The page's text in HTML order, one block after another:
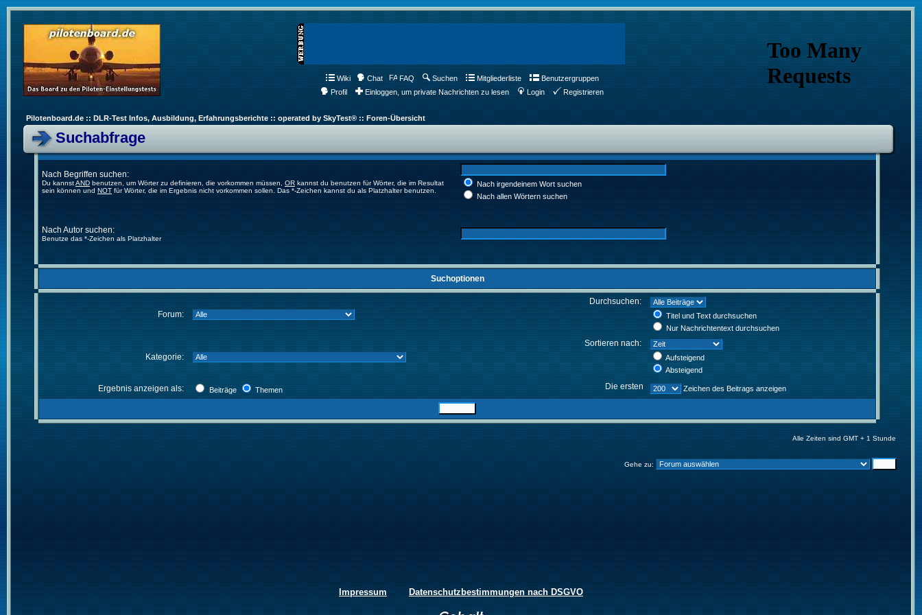
Wiki Chat FAQ Suchen Mitgliederliste
Benutzergruppen
Profil
Einloggen, um private Nachrichten zu lesen Login Registrieren
Pilotenboard.de :: DLR-Test Infos, Ausbildung, Erfahrungsberichte :: operated by SkyTest® :: Foren-Übersicht
Suchabfrage
Nach Begriffen suchen:
Du kannstAND benutzen, um Wörter zu definieren, die vorkommen müssen, OR kannst du benutzen für Wörter, die im Resultat
sein können und NOT für Wörter, die im Ergebnis nicht vorkommen sollen. Das *-Zeichen kannst du als Platzhalter benutzen.
Nach irgendeinem Wort suchen
Nach allen Wörtern suchen
Nach Autor suchen:
Benutze das *-Zeichen als Platzhalter
Suchoptionen
Forum:
Durchsuchen:
Titel und Text durchsuchen
Nur Nachrichtentext durchsuchen
Kategorie:
Sortieren nach:
Aufsteigend
Absteigend
Ergebnis anzeigen als: Beiträge Themen Die ersten Zeichen des Beitrags anzeigen
Alle Zeiten sind GMT + 1 Stunde
Gehe zu:
Impressum Datenschutzbestimmungen nach DSGVO